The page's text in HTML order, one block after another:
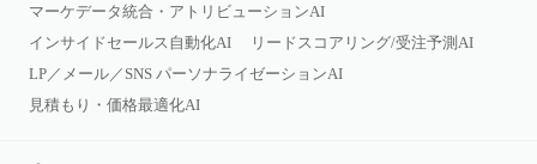
マーケデータ統合・アトリビューションAI
インサイドセールス自動化AI
リードスコアリング/受注予測AI
LP／メール／SNS パーソナライゼーションAI
見積もり・価格最適化AI